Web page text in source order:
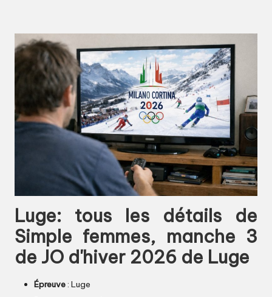
Luge: tous les détails de
Simple femmes, manche 3
de JO d'hiver 2026 de Luge
Épreuve: Luge